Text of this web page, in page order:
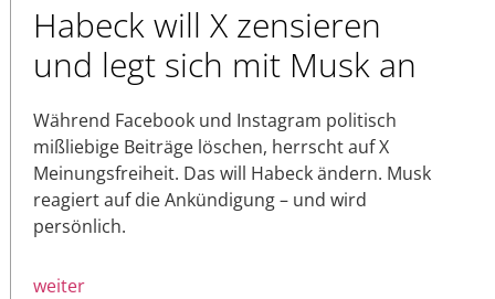
Habeck will X zensieren
und legt sich mit Musk an
Während Facebook und Instagram politisch
mißliebige Beiträge löschen, herrscht auf X
Meinungsfreiheit. Das will Habeck ändern. Musk
reagiert auf die Ankündigung – und wird
persönlich.
weiter